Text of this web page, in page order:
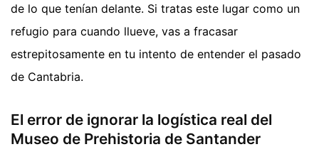
de lo que tenían delante. Si tratas este lugar como un
refugio para cuando llueve, vas a fracasar
estrepitosamente en tu intento de entender el pasado
de Cantabria.
El error de ignorar la logística real del
Museo de Prehistoria de Santander